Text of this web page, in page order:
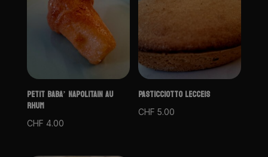
PETIT BABA’ NAPOLITAIN AU
RHUM
CHF 4.00
PASTICCIOTTO LECCEIS
CHF 5.00